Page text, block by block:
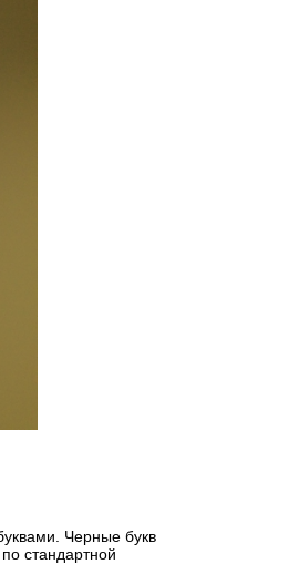
Черные букв
стандартной